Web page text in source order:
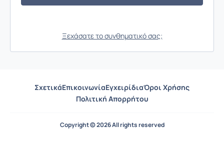
Ξεχάσατε το συνθηματικό σας;
ΣχετικάΕπικοινωνίαΕγχειρίδιαΌροι Χρήσης
Πολιτική Απορρήτου
Copyright © 2026 All rights reserved